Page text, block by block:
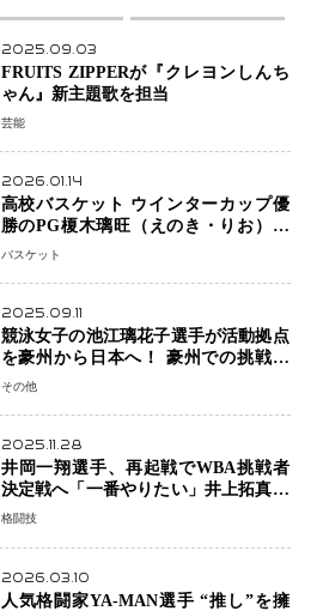
2025.09.03
FRUITS ZIPPERが『クレヨンしんち
ゃん』新主題歌を担当
芸能
2026.01.14
高校バスケット ウインターカップ優
勝のPG榎木璃旺（えのき・りお）が
プロの現場へ―。
バスケット
2025.09.11
競泳女子の池江璃花子選手が活動拠点
を豪州から日本へ！ 豪州での挑戦を
糧に、28年ロサンゼルス五輪へ再始動
その他
2025.11.28
井岡一翔選手、再起戦でWBA挑戦者
決定戦へ「一番やりたい」井上拓真選
手との戦いも視野に
格闘技
2026.03.10
人気格闘家YA-MAN選手 “推し”を擁